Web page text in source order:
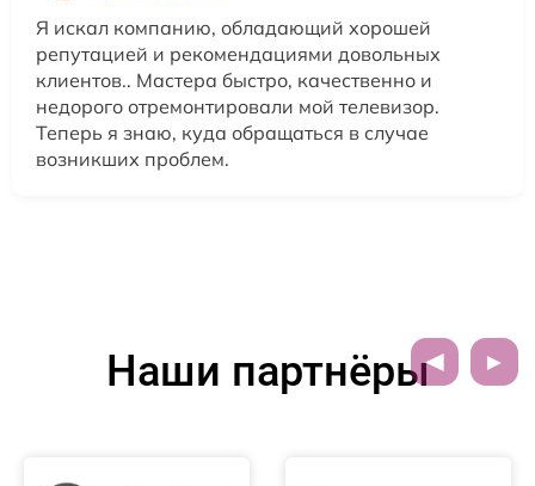
Я искал компанию, обладающий хорошей
репутацией и рекомендациями довольных
клиентов.. Мастера быстро, качественно и
недорого отремонтировали мой телевизор.
Теперь я знаю, куда обращаться в случае
возникших проблем.
Наши партнёры